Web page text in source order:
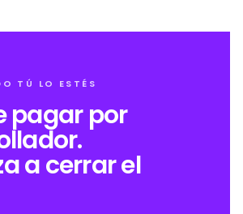
TÚ LO ESTÉS
pagar por
a cerrar el